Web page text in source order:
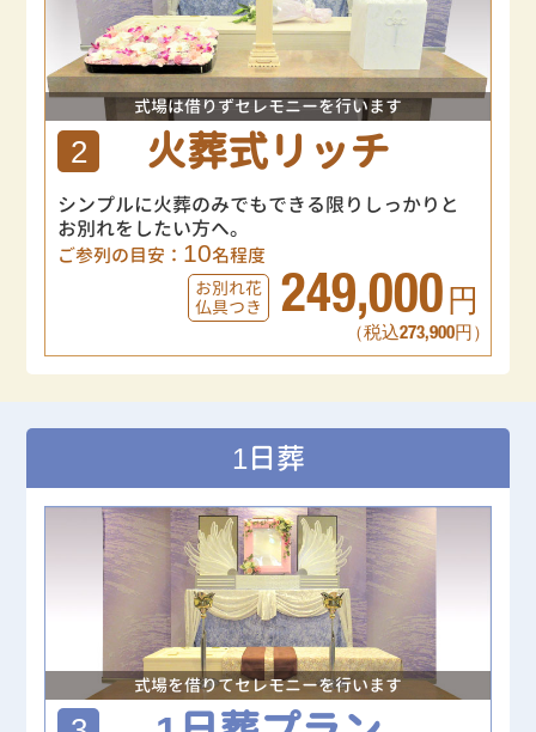
式場は借りずセレモニーを行います
2 火葬式リッチ
シンプルに火葬のみでもできる限りしっかりと
お別れをしたい方へ。
ご参列の目安： 10名程度
お別れ花
仏具つき
249,000 円
（税込273,900円）
1日葬
式場を借りてセレモニーを行います